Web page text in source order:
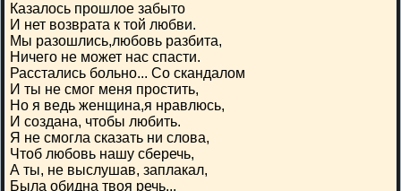
Казалось прошлое забыто
И нет возврата к той любви.
Мы разошлись,любовь разбита,
Ничего не может нас спасти.
Расстались больно... Со скандалом
И ты не смог меня простить,
Но я ведь женщина,я нравлюсь,
И создана, чтобы любить.
Я не смогла сказать ни слова,
Чтоб любовь нашу сберечь,
А ты, не выслушав, заплакал,
Была обидна твоя речь...